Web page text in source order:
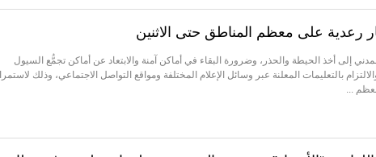
رعدية على معظم المناطق حتى الاثنين
إلى أخذ الحيطة والحذر، وضرورة البقاء في أماكن آمنة والابتعاد عن أماكن تجمُّع السيول
بالتعليمات المعلنة عبر وسائل الإعلام المختلفة ومواقع التواصل الاجتماعي، وذلك
...